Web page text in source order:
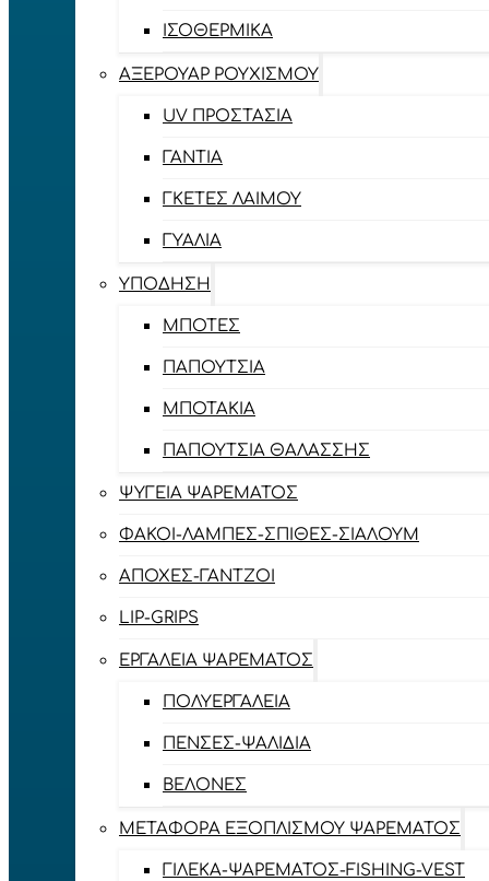
ΙΣΟΘΕΡΜΙΚΆ
ΑΞΕΡΟΥΆΡ ΡΟΥΧΙΣΜΟΎ
UV ΠΡΟΣΤΑΣΊΑ
ΓΆΝΤΙΑ
ΓΚΈΤΕΣ ΛΑΊΜΟΥ
ΓΥΑΛΙΆ
ΥΠΌΔΗΣΗ
ΜΠΌΤΕΣ
ΠΑΠΟΎΤΣΙΑ
ΜΠΟΤΆΚΙΑ
ΠΑΠΟΎΤΣΙΑ ΘΑΛΆΣΣΗΣ
ΨΥΓΕΊΑ ΨΑΡΈΜΑΤΟΣ
ΦΑΚΟΊ-ΛΆΜΠΕΣ-ΣΠΊΘΕΣ-ΣΊΑΛΟΥΜ
ΑΠΌΧΕΣ-ΓΆΝΤΖΟΙ
LIP-GRIPS
EΡΓΑΛΕΊΑ ΨΑΡΈΜΑΤΟΣ
ΠΟΛΥΕΡΓΑΛΕΊΑ
ΠΈΝΣΕΣ-ΨΑΛΊΔΙΑ
ΒΕΛΌΝΕΣ
ΜΕΤΑΦΟΡΆ ΕΞΟΠΛΙΣΜΟΎ ΨΑΡΈΜΑΤΟΣ
ΓΙΛΈΚΑ-ΨΑΡΈΜΑΤΟΣ-FISHING-VEST